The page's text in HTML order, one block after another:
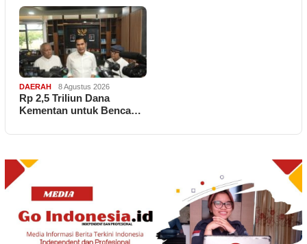
DAERAH 8 Agustus 2026
Rp 2,5 Triliun Dana
Kementan untuk Benca…